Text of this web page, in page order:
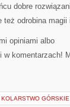
dobre
też odrobina magii
opiniami albo
w komentarzach!
KOLARSTWO GÓRSKIE